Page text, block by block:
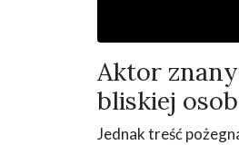
Aktor
bliskiej
Jednak treść